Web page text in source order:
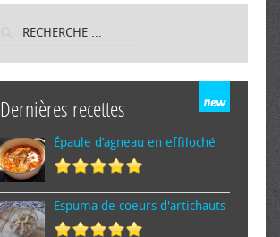
Dernières recettes
Épaule d’agneau en effiloché
Espuma de cœurs d'artichauts